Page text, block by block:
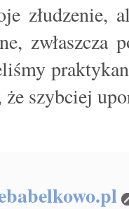
złudzenie,
że szybciej